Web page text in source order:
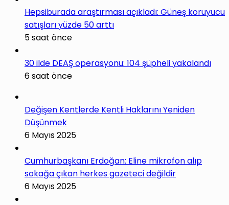
Hepsiburada araştırması açıkladı: Güneş koruyucu
satışları yüzde 50 arttı
5 saat önce
30 ilde DEAŞ operasyonu: 104 şüpheli yakalandı
6 saat önce
Değişen Kentlerde Kentli Haklarını Yeniden
Düşünmek
6 Mayıs 2025
Cumhurbaşkanı Erdoğan: Eline mikrofon alıp
sokağa çıkan herkes gazeteci değildir
6 Mayıs 2025